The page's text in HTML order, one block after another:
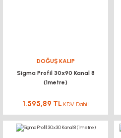
DOĞUŞ KALIP
Sigma Profil 30x90 Kanal 8
(1metre)
1.595,89 TL KDV Dahil